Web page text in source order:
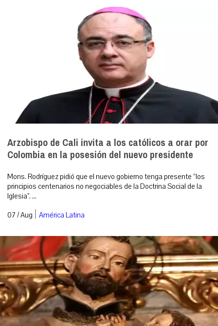
Arzobispo de Cali invita a los católicos a orar por
Colombia en la posesión del nuevo presidente
Mons. Rodríguez pidió que el nuevo gobierno tenga presente “los
principios centenarios no negociables de la Doctrina Social de la
Iglesia”. ...
07 / Aug | América Latina